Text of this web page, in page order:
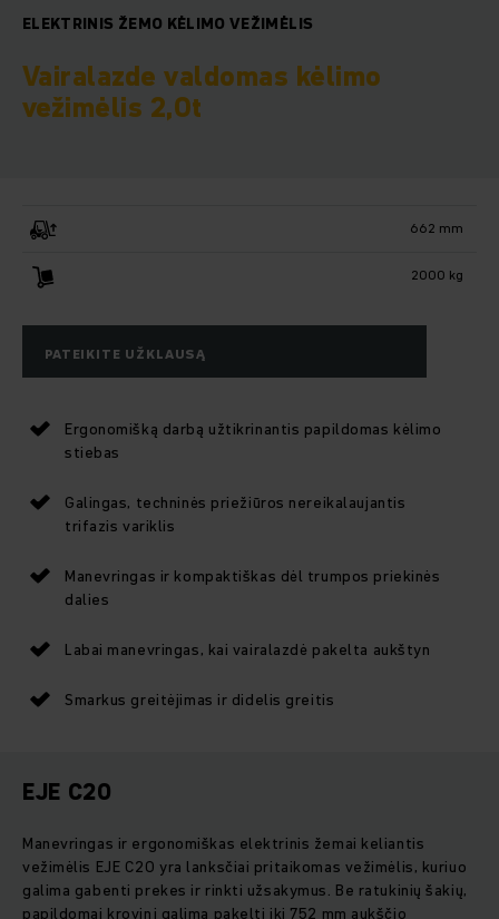
ELEKTRINIS ŽEMO KĖLIMO VEŽIMĖLIS
Vairalazde valdomas kėlimo
vežimėlis 2,0t
662 mm
2000 kg
PATEIKITE UŽKLAUSĄ
Ergonomišką darbą užtikrinantis papildomas kėlimo
stiebas
Galingas, techninės priežiūros nereikalaujantis
trifazis variklis
Manevringas ir kompaktiškas dėl trumpos priekinės
dalies
Labai manevringas, kai vairalazdė pakelta aukštyn
Smarkus greitėjimas ir didelis greitis
EJE C20
Manevringas ir ergonomiškas elektrinis žemai keliantis
vežimėlis EJE C20 yra lanksčiai pritaikomas vežimėlis, kuriuo
galima gabenti prekes ir rinkti užsakymus. Be ratukinių šakių,
papildomai krovinį galima pakelti iki 752 mm aukščio